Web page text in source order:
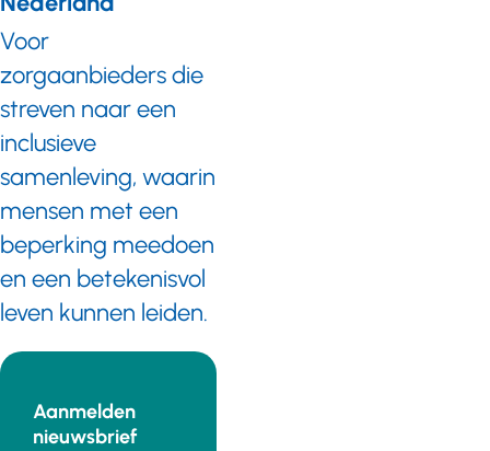
Voor
zorgaanbieders die
streven naar een
inclusieve
samenleving, waarin
mensen met een
beperking meedoen
en een betekenisvol
leven kunnen leiden.
Aanmelden
nieuwsbrief